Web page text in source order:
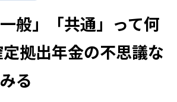
とは
特徴
一般」「共通」って何
拠出年金の不思議な
る